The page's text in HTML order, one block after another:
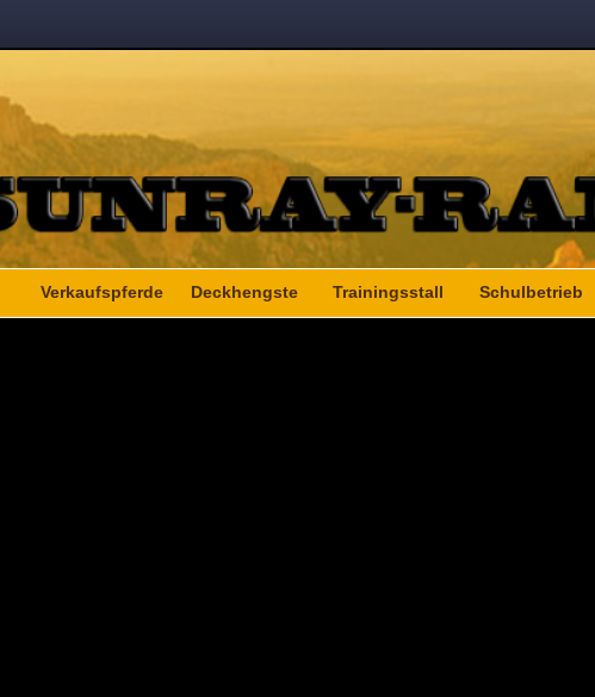
Verkaufspferde Deckhengste Trainingsstall Schulbetrieb